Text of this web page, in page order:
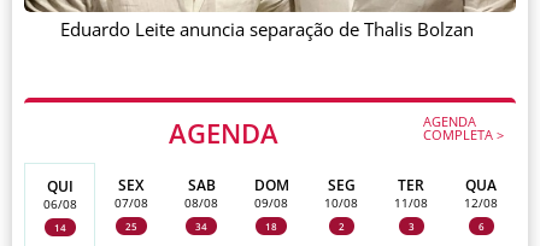
AGENDA AGENDA
COMPLETA >
QUI
06/08
14
SEX
07/08
25
SAB
08/08
34
DOM
09/08
18
SEG
10/08
2
TER
11/08
3
QUA
12/08
6
Eduardo Leite anuncia separação de Thalis Bolzan